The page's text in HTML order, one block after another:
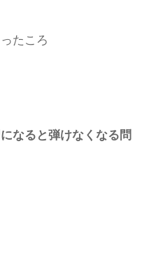
たころ
なると弾けなくなる問